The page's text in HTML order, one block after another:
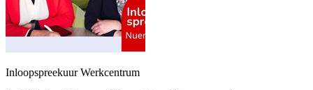
Inloopspreekuur Werkcentrum